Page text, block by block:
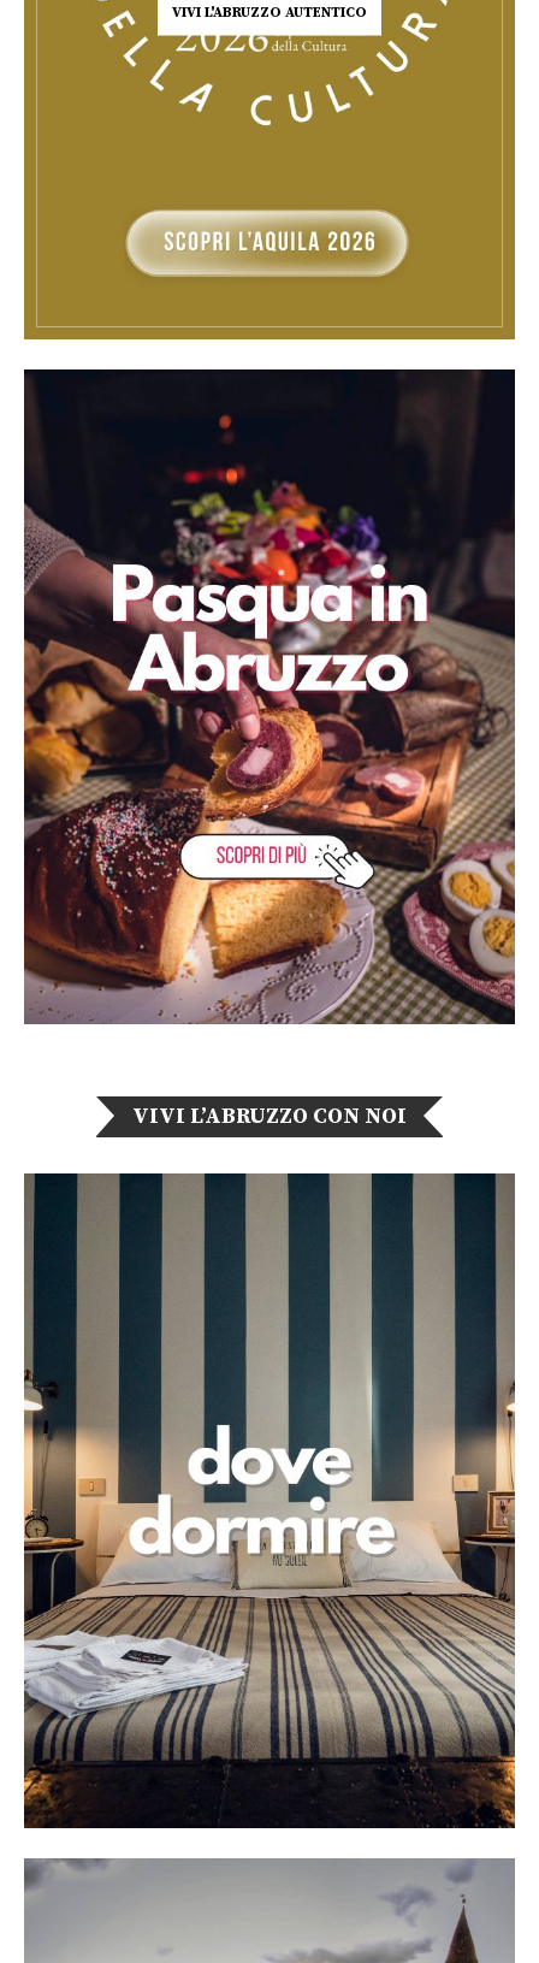
VIVI L'ABRUZZO AUTENTICO
VIVI L’ABRUZZO CON NOI